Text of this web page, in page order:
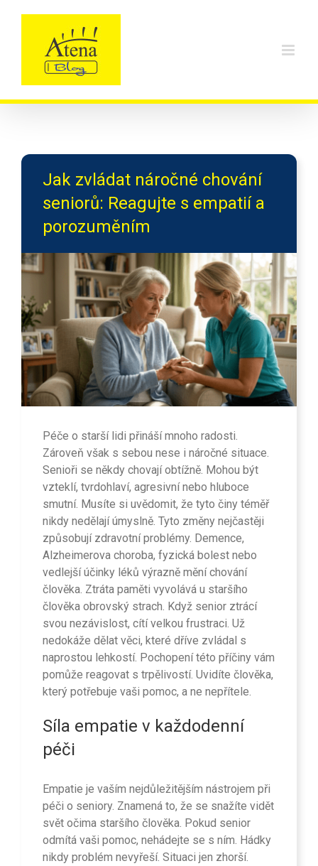
Jak zvládat náročné chování
seniorů: Reagujte s empatií a
porozuměním
Péče o starší lidi přináší mnoho radosti.
Zároveň však s sebou nese i náročné situace.
Senioři se někdy chovají obtížně. Mohou být
vzteklí, tvrdohlaví, agresivní nebo hluboce
smutní. Musíte si uvědomit, že tyto činy téměř
nikdy nedělají úmyslně. Tyto změny nejčastěji
způsobují zdravotní problémy. Demence,
Alzheimerova choroba, fyzická bolest nebo
vedlejší účinky léků výrazně mění chování
člověka. Ztráta paměti vyvolává u staršího
člověka obrovský strach. Když senior ztrácí
svou nezávislost, cítí velkou frustraci. Už
nedokáže dělat věci, které dříve zvládal s
naprostou lehkostí. Pochopení této příčiny vám
pomůže reagovat s trpělivostí. Uvidíte člověka,
který potřebuje vaši pomoc, a ne nepřítele.
Síla empatie v každodenní
péči
Empatie je vaším nejdůležitějším nástrojem při
péči o seniory. Znamená to, že se snažíte vidět
svět očima staršího člověka. Pokud senior
odmítá vaši pomoc, nehádejte se s ním. Hádky
nikdy problém nevyřeší. Situaci jen zhorší.